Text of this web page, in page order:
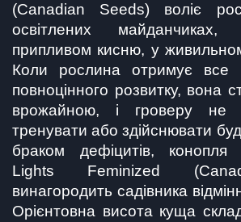
(Canadian Seeds) воліє
освітлених
припливом кисню, у
Коли рослина отримує все
повноцінного розвитку, вона
врожайною, і гроверу не
тренувати або здійснювати
браком дефіцитів,
Lights Feminized
винагородить садівника
Орієнтовна висота куща